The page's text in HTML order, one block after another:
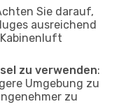
Sie darauf,
ausreichend
zu verwenden:
Umgebung zu
zu